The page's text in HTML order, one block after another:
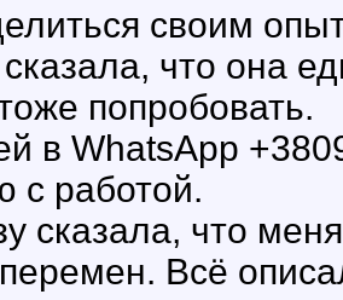
своим
сказала, что она
попробовать.
в WhatsApp
с работой.
сказала, что
Всё